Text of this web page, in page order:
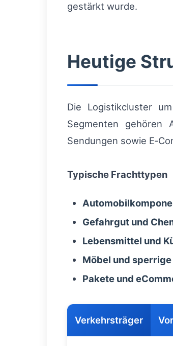
gestärkt wurde.
Heutige
Die Logistikcluster
Segmenten gehören
Sendungen sowie
Typische Frachttypen
Gefahrgut und
Lebensmittel und
Möbel und
Pakete und
Verkehrsträger